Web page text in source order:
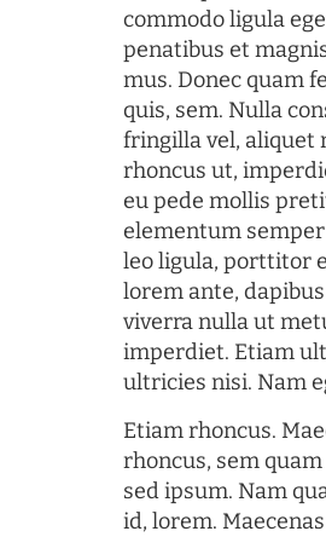
commodo ligula
penatibus et
mus. Donec quam
quis, sem. Nulla
fringilla vel, aliquet
rhoncus ut,
eu pede mollis
elementum
leo ligula, porttitor
lorem ante,
viverra nulla ut
imperdiet. Etiam
ultricies nisi. Nam
Etiam rhoncus.
rhoncus, sem
sed ipsum. Nam
id, lorem.